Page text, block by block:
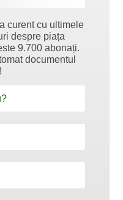
curent cu ultimele
despre piața
9.700 abonați.
documentul